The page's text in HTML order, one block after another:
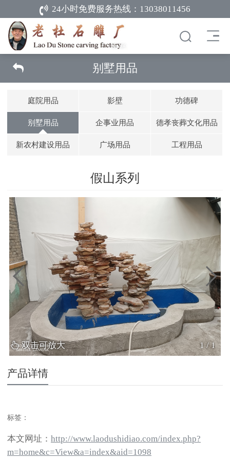
24小时免费服务热线： 13038011456
别墅用品
庭院用品 影壁 功德碑
别墅用品 企事业用品 德孝丧葬文化用品
新农村建设用品 广场用品 工程用品
假山系列
1/1
双击可放大
产品详情
标签：
本文网址： http://www.laodushidiao.com/index.php?
m=home&c=View&a=index&aid=1098